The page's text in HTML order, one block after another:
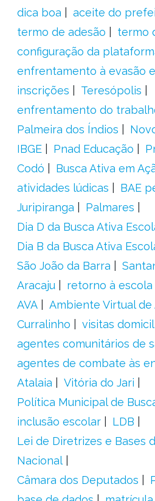
dica boa
aceite do
termo de adesão
termo
configuração da
enfrentamento à evasão
inscrições
Teresópolis
enfrentamento do
Palmeira dos Índios
IBGE
Pnad Educação
Codó
Busca Ativa em
atividades lúdicas
BAE
Juripiranga
Palmares
Dia D da Busca Ativa
Dia B da Busca Ativa
São João da Barra
Aracaju
retorno à escola
AVA
Ambiente Virtual
Curralinho
visitas
agentes comunitários de
agentes de combate às
Atalaia
Vitória do Jari
Política Municipal de
inclusão escolar
LDB
Lei de Diretrizes e Bases
Nacional
Câmara dos Deputados